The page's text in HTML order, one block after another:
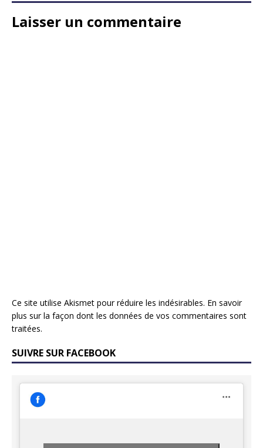
Laisser un commentaire
Ce site utilise Akismet pour réduire les indésirables. En savoir
plus sur la façon dont les données de vos commentaires sont
traitées.
SUIVRE SUR FACEBOOK